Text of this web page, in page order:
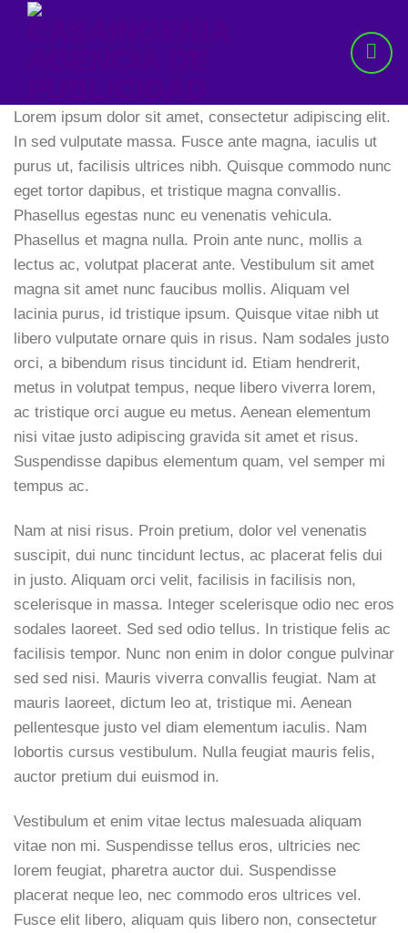
Lorem ipsum dolor sit amet, consectetur adipiscing elit.
In sed vulputate massa. Fusce ante magna, iaculis ut
purus ut, facilisis ultrices nibh. Quisque commodo nunc
eget tortor dapibus, et tristique magna convallis.
Phasellus egestas nunc eu venenatis vehicula.
Phasellus et magna nulla. Proin ante nunc, mollis a
lectus ac, volutpat placerat ante. Vestibulum sit amet
magna sit amet nunc faucibus mollis. Aliquam vel
lacinia purus, id tristique ipsum. Quisque vitae nibh ut
libero vulputate ornare quis in risus. Nam sodales justo
orci, a bibendum risus tincidunt id. Etiam hendrerit,
metus in volutpat tempus, neque libero viverra lorem,
ac tristique orci augue eu metus. Aenean elementum
nisi vitae justo adipiscing gravida sit amet et risus.
Suspendisse dapibus elementum quam, vel semper mi
tempus ac.
Nam at nisi risus. Proin pretium, dolor vel venenatis
suscipit, dui nunc tincidunt lectus, ac placerat felis dui
in justo. Aliquam orci velit, facilisis in facilisis non,
scelerisque in massa. Integer scelerisque odio nec eros
sodales laoreet. Sed sed odio tellus. In tristique felis ac
facilisis tempor. Nunc non enim in dolor congue pulvinar
sed sed nisi. Mauris viverra convallis feugiat. Nam at
mauris laoreet, dictum leo at, tristique mi. Aenean
pellentesque justo vel diam elementum iaculis. Nam
lobortis cursus vestibulum. Nulla feugiat mauris felis,
auctor pretium dui euismod in.
Vestibulum et enim vitae lectus malesuada aliquam
vitae non mi. Suspendisse tellus eros, ultricies nec
lorem feugiat, pharetra auctor dui. Suspendisse
placerat neque leo, nec commodo eros ultrices vel.
Fusce elit libero, aliquam quis libero non, consectetur